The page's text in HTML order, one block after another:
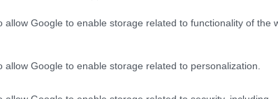
allow Google to enable storage related to functionality of the
allow Google to enable storage related to personalization.
és legdrágább települések
jár a falusi csok
is megelőzve Tihanyban adták el a
Zsira és Pogány községek is felkerültek. A